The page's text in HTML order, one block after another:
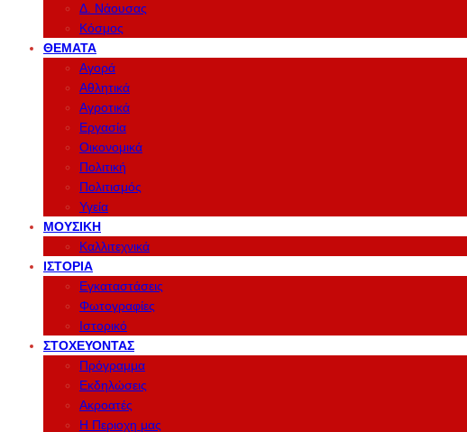
Δ. Νάουσας
Κόσμος
ΘΈΜΑΤΑ
Αγορά
Αθλητικά
Αγροτικά
Εργασία
Οικονομικά
Πολιτική
Πολιτισμός
Υγεία
ΜΟΥΣΙΚΉ
Καλλιτεχνικά
ΙΣΤΟΡΊΑ
Εγκαταστάσεις
Φωτογραφίες
Ιστορικό
ΣΤΟΧΕΎΟΝΤΑΣ
Πρόγραμμα
Εκδηλώσεις
Ακροατές
Η Περιοχη μας